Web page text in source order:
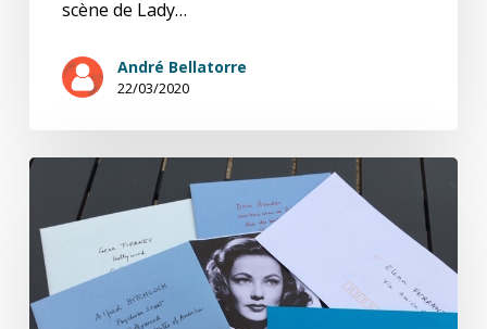
scène de Lady…
André Bellatorre
22/03/2020
A
lettre
(3/12)